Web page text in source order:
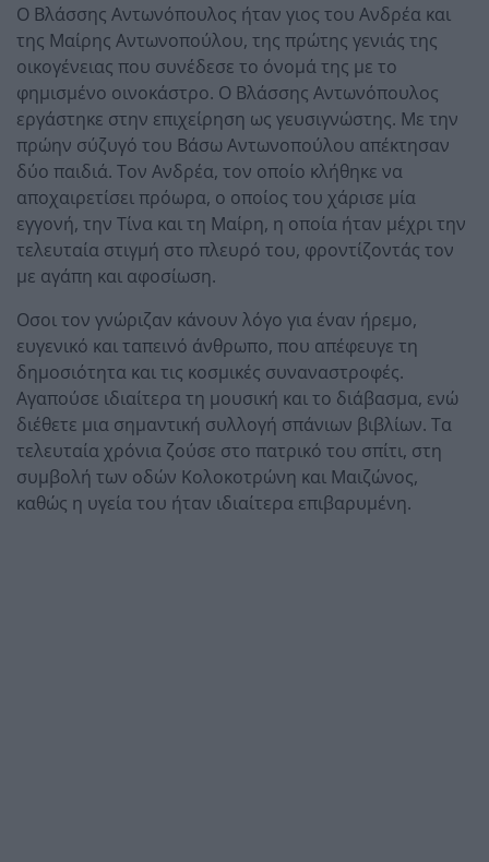
Ο Βλάσσης Αντωνόπουλος ήταν γιος του Ανδρέα και
της Μαίρης Αντωνοπούλου, της πρώτης γενιάς της
οικογένειας που συνέδεσε το όνομά της με το
φημισμένο οινοκάστρο. Ο Βλάσσης Αντωνόπουλος
εργάστηκε στην επιχείρηση ως γευσιγνώστης. Με την
πρώην σύζυγό του Βάσω Αντωνοπούλου απέκτησαν
δύο παιδιά. Τον Ανδρέα, τον οποίο κλήθηκε να
αποχαιρετίσει πρόωρα, ο οποίος του χάρισε μία
εγγονή, την Τίνα και τη Μαίρη, η οποία ήταν μέχρι την
τελευταία στιγμή στο πλευρό του, φροντίζοντάς τον
με αγάπη και αφοσίωση.
Οσοι τον γνώριζαν κάνουν λόγο για έναν ήρεμο,
ευγενικό και ταπεινό άνθρωπο, που απέφευγε τη
δημοσιότητα και τις κοσμικές συναναστροφές.
Αγαπούσε ιδιαίτερα τη μουσική και το διάβασμα, ενώ
διέθετε μια σημαντική συλλογή σπάνιων βιβλίων. Τα
τελευταία χρόνια ζούσε στο πατρικό του σπίτι, στη
συμβολή των οδών Κολοκοτρώνη και Μαιζώνος,
καθώς η υγεία του ήταν ιδιαίτερα επιβαρυμένη.